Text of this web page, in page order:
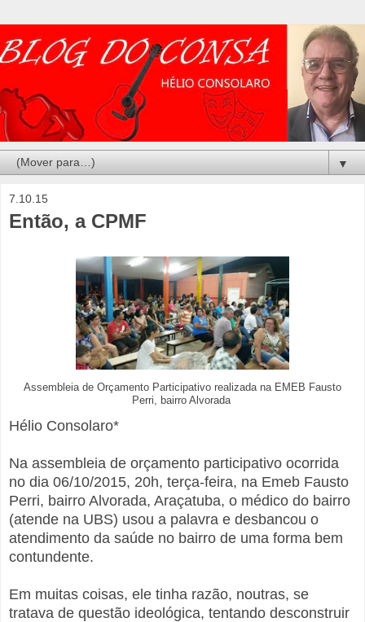
▼
7.10.15
Então, a CPMF
Assembleia de Orçamento Participativo realizada na EMEB Fausto
Perri, bairro Alvorada
Hélio Consolaro*
Na assembleia de orçamento participativo ocorrida
no dia 06/10/2015, 20h, terça-feira, na Emeb Fausto
Perri, bairro Alvorada, Araçatuba, o médico do bairro
(atende na UBS) usou a palavra e desbancou o
atendimento da saúde no bairro de uma forma bem
contundente.
Em muitas coisas, ele tinha razão, noutras, se
tratava de questão ideológica, tentando desconstruir